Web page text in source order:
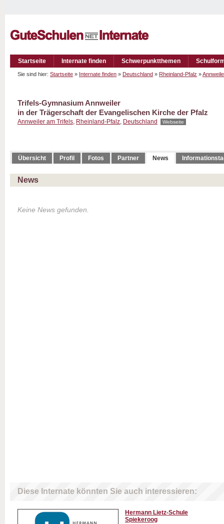
Startseite Internate finden Schwerpunktthemen
Sie sind hier: Startseite » Internate finden » Deutschland » Rheinland-Pfalz »
Trifels-Gymnasium Annweiler
in der Trägerschaft der Evangelischen Kirche der Pfalz
Annweiler am Trifels, Rheinland-Pfalz, Deutschland Webseite
Übersicht Profil Fotos Partner News
News
Keine News gefunden.
Diese Internate könnten Sie auch interessieren:
Hermann Lietz-Schule
Spiekeroog